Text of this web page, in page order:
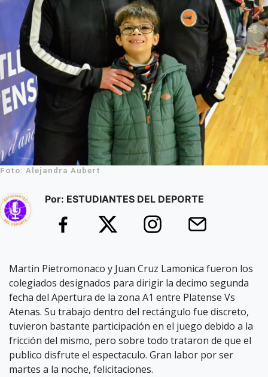
Foto: Alejandra Aubert
Por: ESTUDIANTES DEL DEPORTE
Martin Pietromonaco y Juan Cruz Lamonica fueron los
colegiados designados para dirigir la decimo segunda
fecha del Apertura de la zona A1 entre Platense Vs
Atenas. Su trabajo dentro del rectángulo fue discreto,
tuvieron bastante participación en el juego debido a la
fricción del mismo, pero sobre todo trataron de que el
publico disfrute el espectaculo. Gran labor por ser
martes a la noche, felicitaciones.